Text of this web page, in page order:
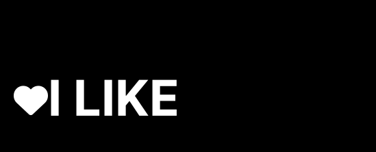
I LIKE